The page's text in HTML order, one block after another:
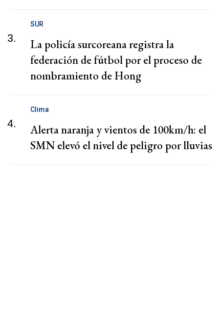
3.
SUR
La policía surcoreana registra la
federación de fútbol por el proceso de
nombramiento de Hong
4.
Clima
Alerta naranja y vientos de 100km/h: el
SMN elevó el nivel de peligro por lluvias